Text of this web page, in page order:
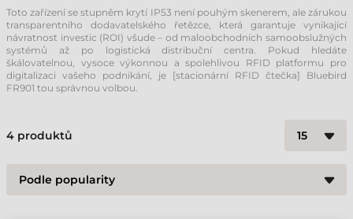
Toto zařízení se stupněm krytí IP53 není pouhým skenerem, ale zárukou
transparentního dodavatelského řetězce, která garantuje vynikající
návratnost investic (ROI) všude – od maloobchodních samoobslužných
systémů až po logistická distribuční centra. Pokud hledáte
škálovatelnou, vysoce výkonnou a spolehlivou RFID platformu pro
digitalizaci vašeho podnikání, je [stacionární RFID čtečka] Bluebird
FR901 tou správnou volbou.
4 produktů